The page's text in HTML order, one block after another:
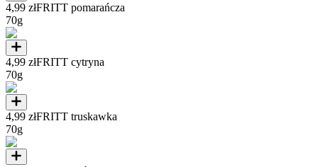
4,99 złFRITT pomarańcza
70g
4,99 złFRITT cytryna
70g
4,99 złFRITT truskawka
70g